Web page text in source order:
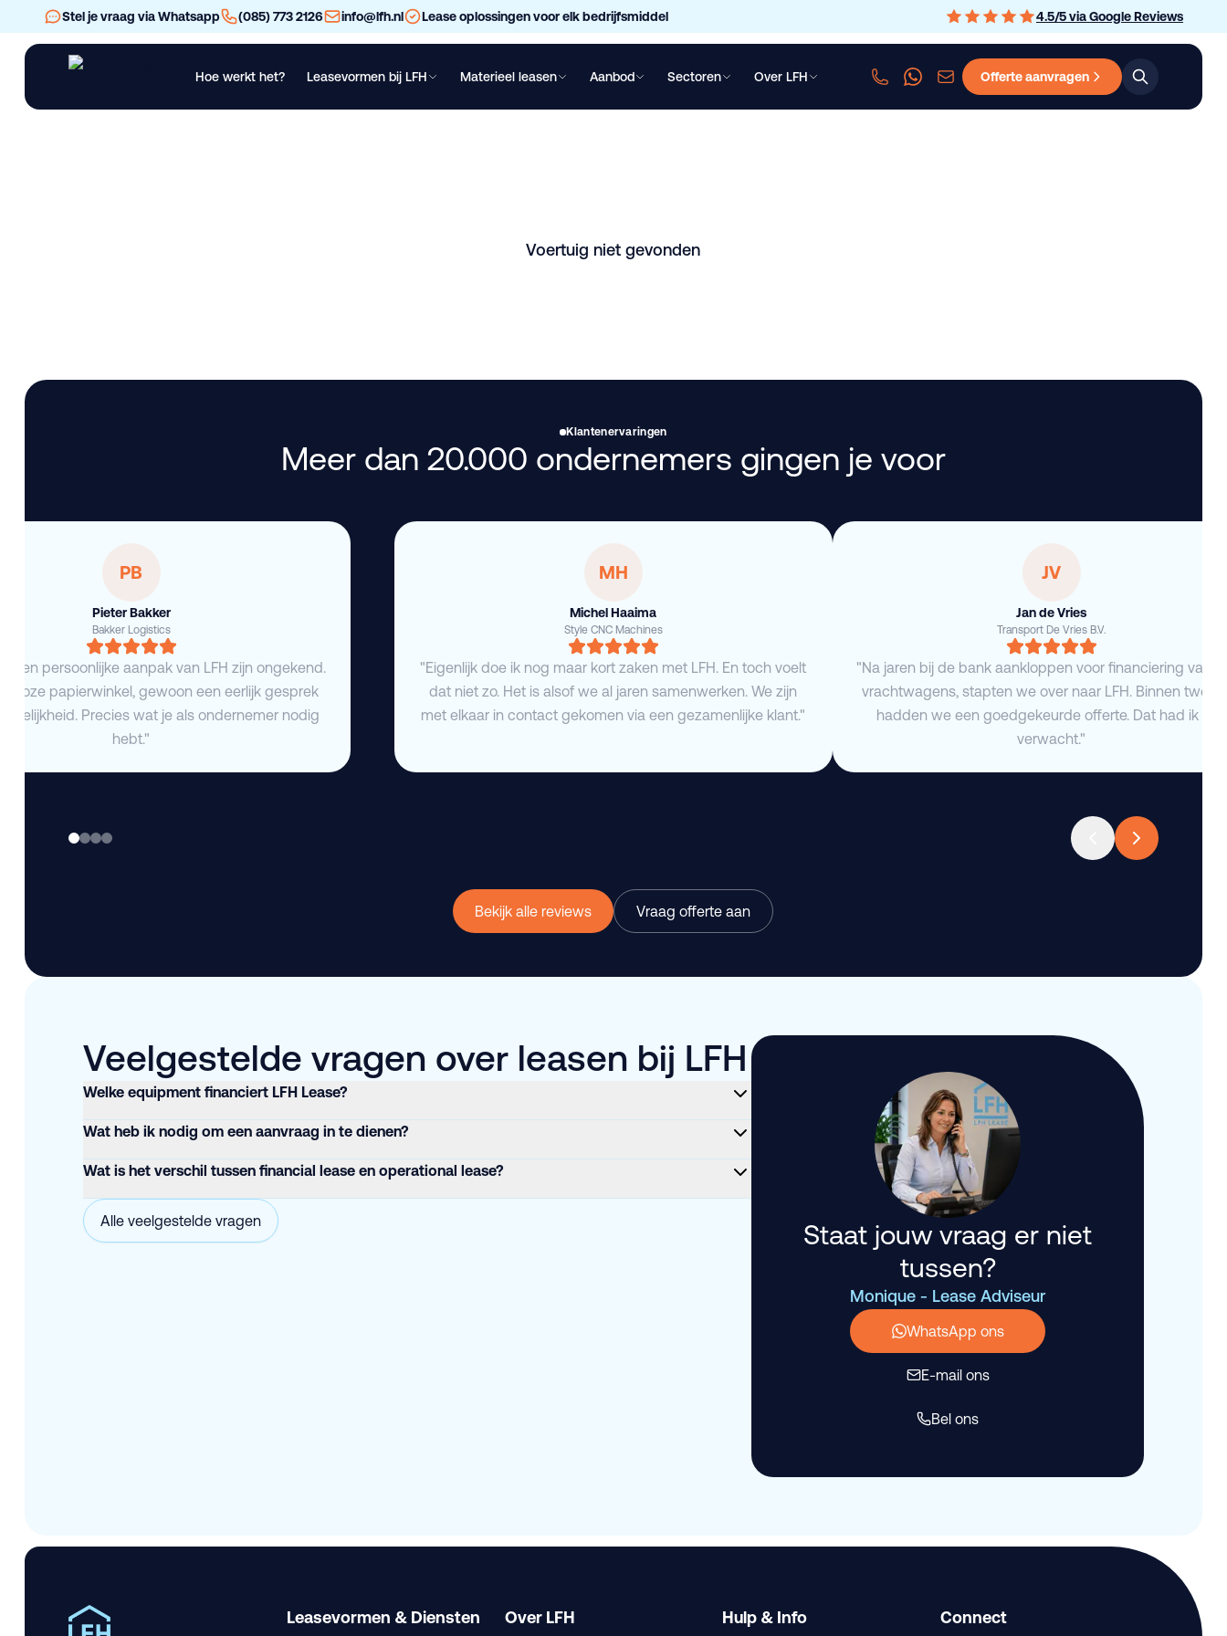
Stel je vraag via Whatsapp (085) 773 2126 info@lfh.nl Lease oplossingen voor elk bedrijfsmiddel 4.5/5via Google Reviews
Hoe werkt het? Leasevormen bij LFH Materieel leasen Aanbod Sectoren Over LFH Offerte aanvragen
Voertuig niet gevonden
Klantenervaringen
Meer dan 20.000 ondernemers gingen je voor
MH
Michel Haaima
Style CNC Machines
"Eigenlijk doe ik nog maar kort zaken met LFH. En toch voelt
dat niet zo. Het is alsof we al jaren samenwerken. We zijn
met elkaar in contact gekomen via een gezamenlijke klant."
JV
Jan de Vries
Transport De Vries B.V.
"Na jaren bij de bank aankloppen voor financiering van
vrachtwagens, stapten we over naar LFH. Binnen twee
hadden we een goedgekeurde offerte. Dat had ik niet
verwacht."
PB
Pieter Bakker
Bakker Logistics
en persoonlijke aanpak van LFH zijn ongekend.
papierwinkel, gewoon een eerlijk gesprek
Precies wat je als ondernemer nodig
hebt."
Bekijk alle reviews Vraag offerte aan
Veelgestelde vragen over leasen bij LFH
Welke equipment financiert LFH Lease?
Wat heb ik nodig om een aanvraag in te dienen?
Wat is het verschil tussen financial lease en operational lease?
Alle veelgestelde vragen
Staat jouw vraag er niet
tussen?
Monique - Lease Adviseur
WhatsApp ons
E-mail ons
Bel ons
Leasevormen & Diensten Over LFH Hulp & Info Connect